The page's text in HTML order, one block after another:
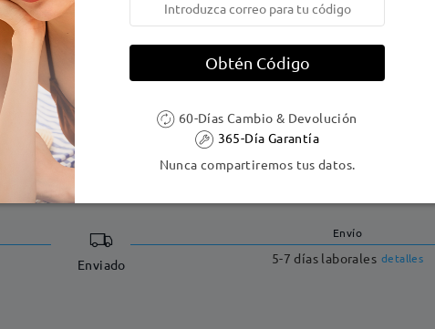
DELIVERY
Enviado
Envío
5-7 días laborales detalles
Obtén Código
60-Días Cambio & Devolución
365-Día Garantía
Nunca compartiremos tus datos.